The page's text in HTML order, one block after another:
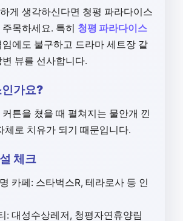
게 생각하신다면 청평 파라다이스
목하세요. 특히 청평 파라다이스
에도 불구하고 드라마 세트장 같
뷰를 선사합니다.
가요?
튼을 쳤을 때 펼쳐지는 물안개 낀
체로 치유가 되기 때문입니다.
체크
카페: 스타벅스R, 테라로사 등 인
: 대성수상레저, 청평자연휴양림